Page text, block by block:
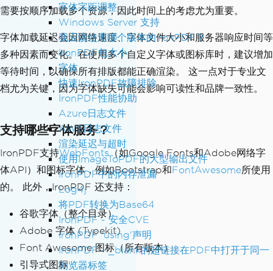
字体字距调整
Windows Server 支持
我应该使用哪个版本的IronPDF？
IronPDF包大小
字体
快速IronPDF故障排除
IronPDF性能协助
Azure日志文件
AWS日志文件
渲染延迟与超时
使用ImageToPDF的大型输出文件
IronPDF中的内存泄漏
Log4j
将PDF转换为Base64
IronPDF - 安全CVE
IronPDF 'using'声明
IronPDF - _blank的超链接在PDF中打开于同一
浏览器标签
需要按顺序加载多个资源，因此时间上的考虑尤为重要。
字体加载延迟会因网络速度、字体文件大小和服务器响应时间等
多种因素而变化。在使用多个自定义字体或图标库时，建议增加
等待时间，以确保所有排版都能正确渲染。 这一点对于专业文
档尤为关键，因为字体缺失可能会影响可读性和品牌一致性。
支持哪些字体服务？
IronPDF支持WebFonts（如Google Fonts和Adobe网络字
体API）和图标字体，例如Bootstrap和FontAwesome所使用
的。 此外，IronPDF 还支持：
谷歌字体（整个目录）
Adobe 字体 (Typekit)
Font Awesome 图标（所有版本）
引导式图标